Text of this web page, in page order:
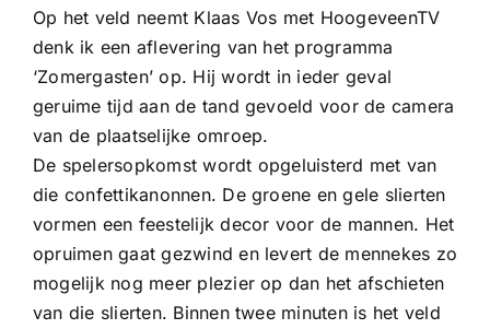
Op het veld neemt Klaas Vos met HoogeveenTV
denk ik een aflevering van het programma
‘Zomergasten’ op. Hij wordt in ieder geval
geruime tijd aan de tand gevoeld voor de camera
van de plaatselijke omroep.
De spelersopkomst wordt opgeluisterd met van
die confettikanonnen. De groene en gele slierten
vormen een feestelijk decor voor de mannen. Het
opruimen gaat gezwind en levert de mennekes zo
mogelijk nog meer plezier op dan het afschieten
van die slierten. Binnen twee minuten is het veld